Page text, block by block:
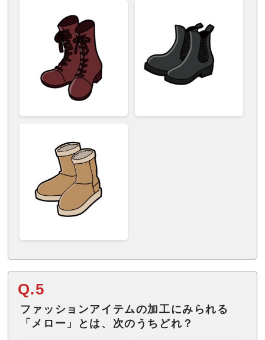
Q.5
ファッションアイテムの加工にみられる
「メロー」とは、次のうちどれ？